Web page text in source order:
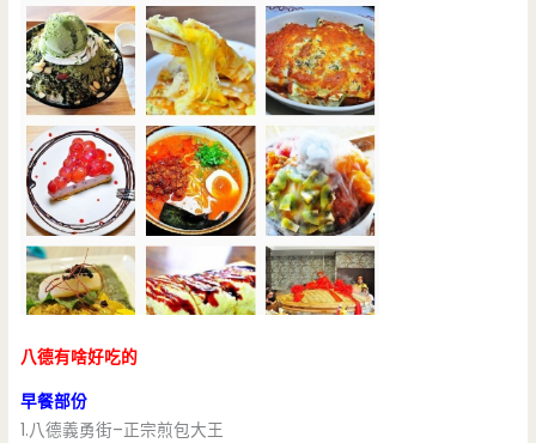
八德有啥好吃的
早餐部份
1.八德義勇街–正宗煎包大王